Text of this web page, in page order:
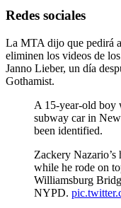
Redes sociales
La MTA dijo que pedirá a
eliminen los videos de
Janno Lieber, un día
Gothamist.
A 15-year-old boy
subway car in
been identified.
Zackery Nazario’s
while he rode on
Williamsburg
NYPD.